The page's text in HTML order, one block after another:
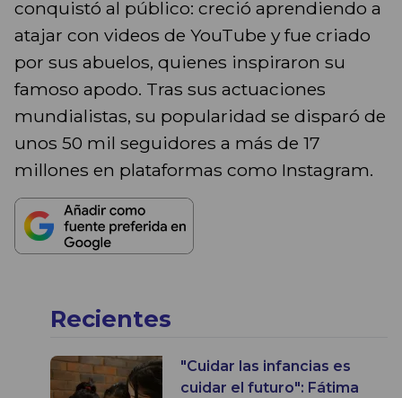
conquistó al público: creció aprendiendo a
atajar con videos de YouTube y fue criado
por sus abuelos, quienes inspiraron su
famoso apodo. Tras sus actuaciones
mundialistas, su popularidad se disparó de
unos 50 mil seguidores a más de 17
millones en plataformas como Instagram.
Recientes
"Cuidar las infancias es
cuidar el futuro": Fátima